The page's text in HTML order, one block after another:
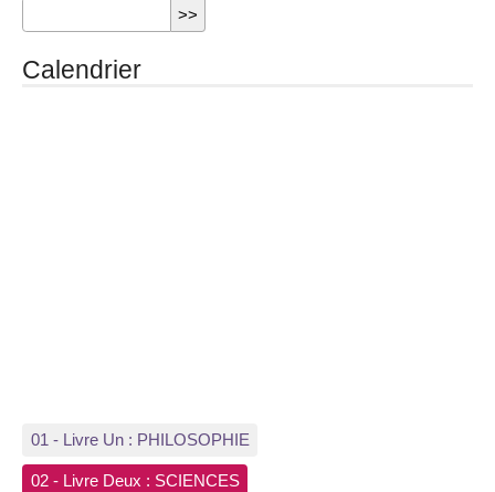
Calendrier
01 - Livre Un : PHILOSOPHIE
02 - Livre Deux : SCIENCES